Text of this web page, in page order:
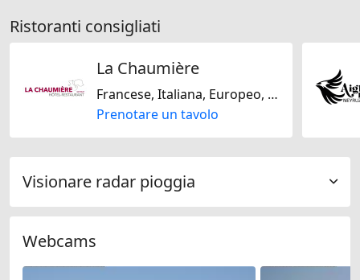
Ristoranti consigliati
La Chaumière
Francese, Italiana, Europeo, Svizzera
Prenotare un tavolo
Visionare radar pioggia
Webcams